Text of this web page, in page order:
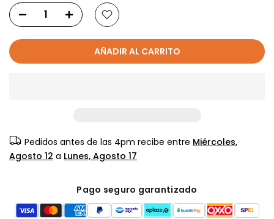
AÑADIR AL CARRITO
Pedidos antes de las 4pm recibe entre Miércoles,
Agosto 12 a Lunes, Agosto 17
Pago seguro garantizado